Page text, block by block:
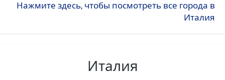
Нажмите здесь, чтобы посмотреть все города в
Италия
Италия